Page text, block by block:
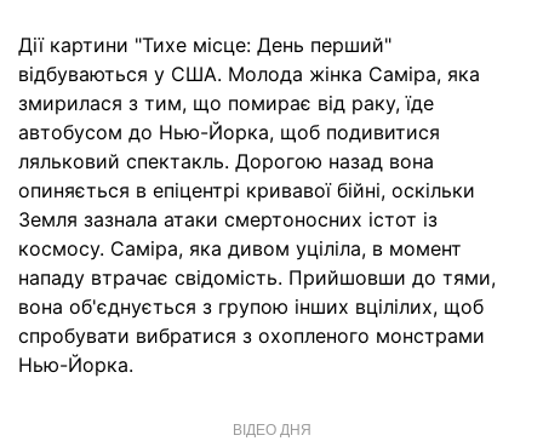
Дії картини "Тихе місце: День перший"
відбуваються у США. Молода жінка Саміра, яка
змирилася з тим, що помирає від раку, їде
автобусом до Нью-Йорка, щоб подивитися
ляльковий спектакль. Дорогою назад вона
опиняється в епіцентрі кривавої бійні, оскільки
Земля зазнала атаки смертоносних істот із
космосу. Саміра, яка дивом уціліла, в момент
нападу втрачає свідомість. Прийшовши до тями,
вона об'єднується з групою інших вцілілих, щоб
спробувати вибратися з охопленого монстрами
Нью-Йорка.
ВІДЕО ДНЯ